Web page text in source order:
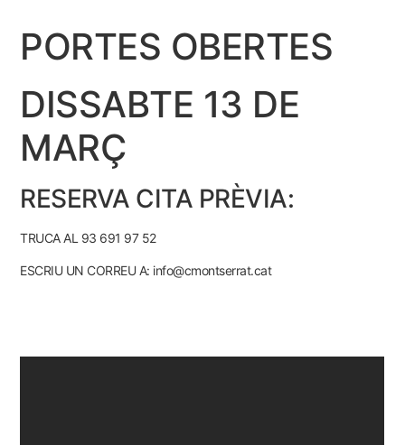
PORTES OBERTES
DISSABTE 13 DE
MARÇ
RESERVA CITA PRÈVIA:
TRUCA AL 93 691 97 52
ESCRIU UN CORREU A: info@cmontserrat.cat